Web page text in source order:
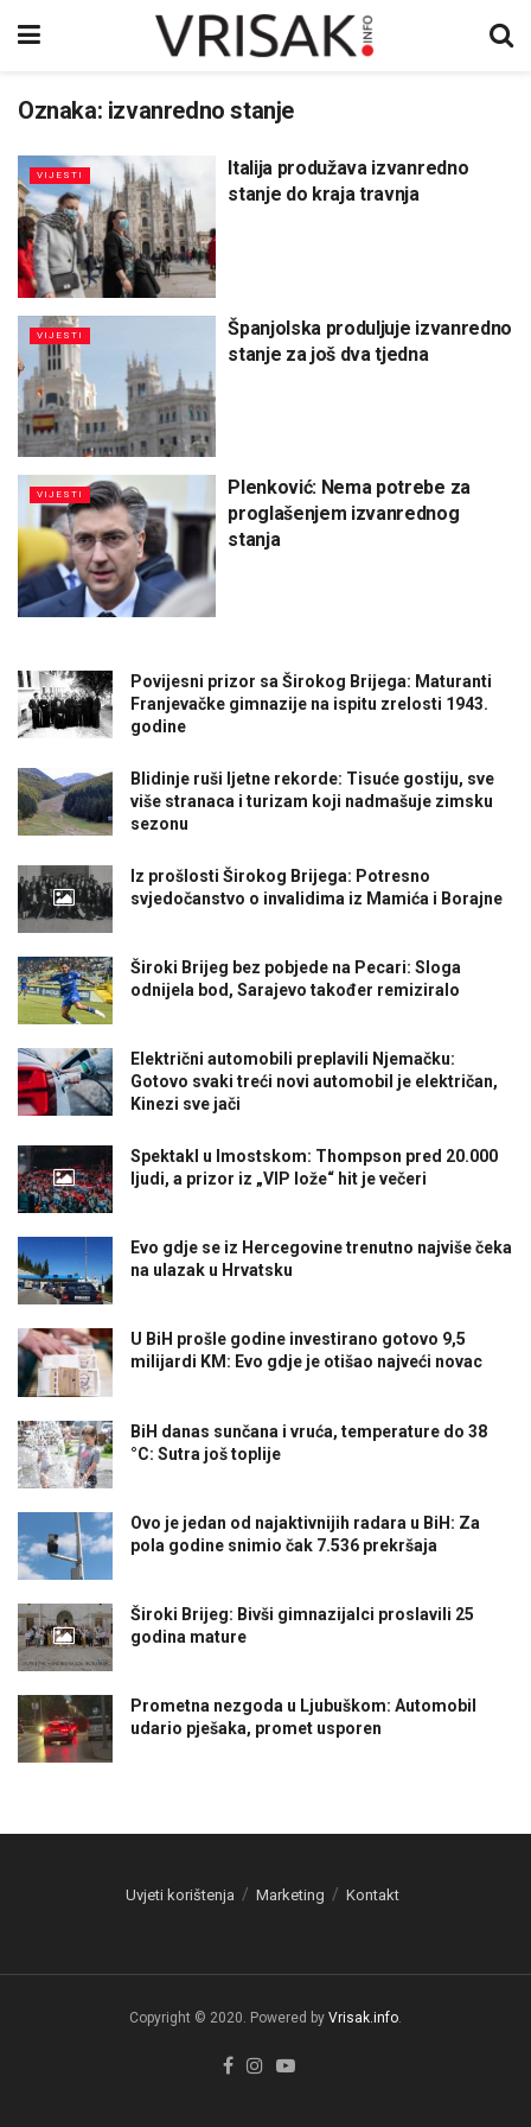
Oznaka: izvanredno stanje
VIJESTI
Italija produžava izvanredno
stanje do kraja travnja
VIJESTI
Španjolska produljuje izvanredno
stanje za još dva tjedna
VIJESTI
Plenković: Nema potrebe za
proglašenjem izvanrednog
stanja
Povijesni prizor sa Širokog Brijega: Maturanti
Franjevačke gimnazije na ispitu zrelosti 1943.
godine
Blidinje ruši ljetne rekorde: Tisuće gostiju, sve
više stranaca i turizam koji nadmašuje zimsku
sezonu
Iz prošlosti Širokog Brijega: Potresno
svjedočanstvo o invalidima iz Mamića i Borajne
Široki Brijeg bez pobjede na Pecari: Sloga
odnijela bod, Sarajevo također remiziralo
Električni automobili preplavili Njemačku:
Gotovo svaki treći novi automobil je električan,
Kinezi sve jači
Spektakl u Imostskom: Thompson pred 20.000
ljudi, a prizor iz „VIP lože“ hit je večeri
Evo gdje se iz Hercegovine trenutno najviše čeka
na ulazak u Hrvatsku
U BiH prošle godine investirano gotovo 9,5
milijardi KM: Evo gdje je otišao najveći novac
BiH danas sunčana i vruća, temperature do 38
°C: Sutra još toplije
Ovo je jedan od najaktivnijih radara u BiH: Za
pola godine snimio čak 7.536 prekršaja
Široki Brijeg: Bivši gimnazijalci proslavili 25
godina mature
Prometna nezgoda u Ljubuškom: Automobil
udario pješaka, promet usporen
Uvjeti korištenja Marketing Kontakt
Copyright © 2020. Powered by Vrisak.info.